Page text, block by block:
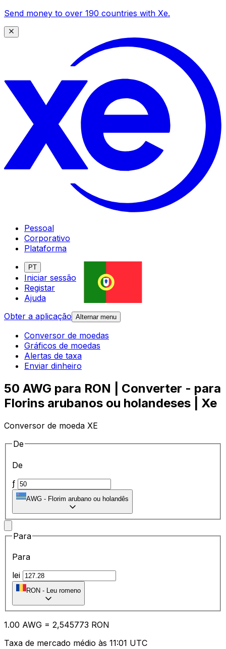
Send money to over 190 countries with Xe.
Pessoal
Corporativo
Plataforma
PT
Iniciar sessão
Registar
Ajuda
Obter a aplicação Alternar menu
Conversor de moedas
Gráficos de moedas
Alertas de taxa
Enviar dinheiro
50 AWG para RON | Converter - para
Florins arubanos ou holandeses | Xe
Conversor de moeda XE
De
De
ƒ
AWG - Florim arubano ou holandês
Para
Para
lei
RON - Leu romeno
1.00 AWG = 2,545773 RON
Taxa de mercado médio às 11:01 UTC